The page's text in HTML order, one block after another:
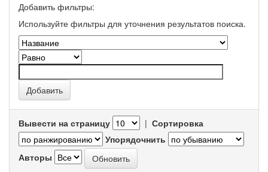
Добавить фильтры:
Используйте фильтры для уточнения результатов поиска.
Вывести на страницу | Сортировка
Упорядочнить
Авторы